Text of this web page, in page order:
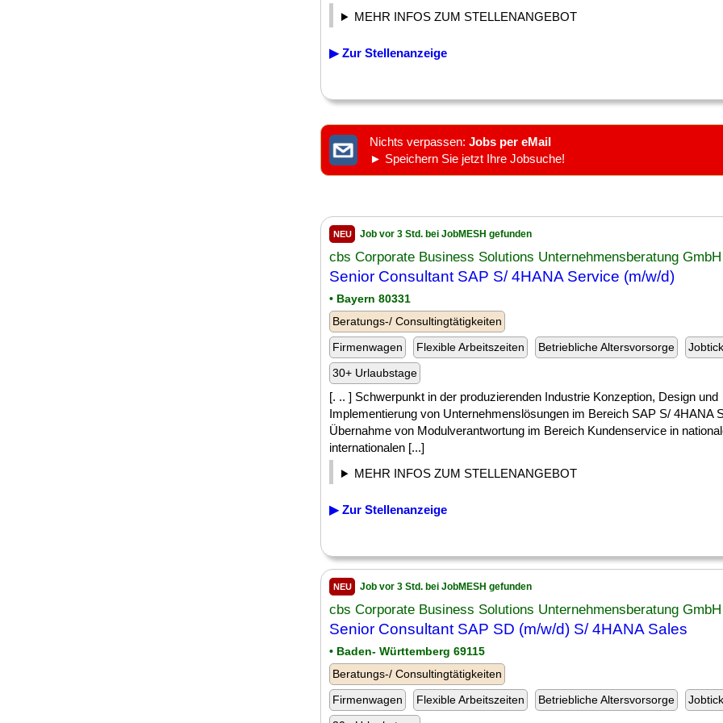
MEHR INFOS ZUM STELLENANGEBOT
▶ Zur Stellenanzeige
Nichts verpassen: Jobs per eMail
► Speichern Sie jetzt Ihre Jobsuche!
NEU Job vor 3 Std. bei JobMESH gefunden
cbs Corporate Business Solutions Unternehmensberatung GmbH
Senior Consultant SAP S/ 4HANA Service (m/w/d)
• Bayern 80331
Beratungs-/ Consultingtätigkeiten
Firmenwagen
Flexible Arbeitszeiten Betriebliche Altersvorsorge
30+ Urlaubstage
[. .. ] Schwerpunkt in der produzierenden Industrie Konzeption, Design und
Implementierung von Unternehmenslösungen im Bereich SAP S/ 4HANA
Übernahme von Modulverantwortung im Bereich Kundenservice in
internationalen [...]
MEHR INFOS ZUM STELLENANGEBOT
▶ Zur Stellenanzeige
NEU Job vor 3 Std. bei JobMESH gefunden
cbs Corporate Business Solutions Unternehmensberatung GmbH
Senior Consultant SAP SD (m/w/d) S/ 4HANA Sales
• Baden- Württemberg 69115
Beratungs-/ Consultingtätigkeiten
Firmenwagen
Flexible Arbeitszeiten Betriebliche Altersvorsorge